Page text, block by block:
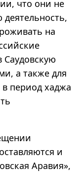
что они не
деятельность,
на
а также для
период хаджа
и
Аравия»,